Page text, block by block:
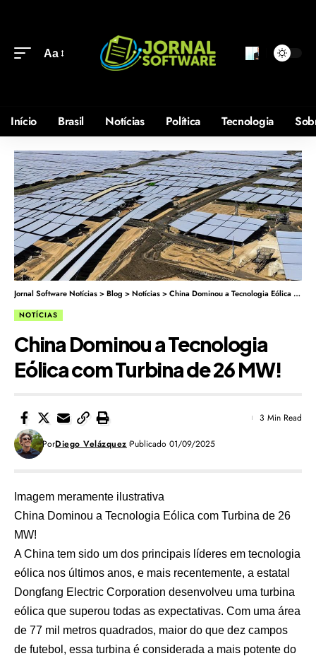
Aa
Início Brasil Notícias Política Tecnologia
Jornal Software Notícias>Blog >Notícias>China Dominou a Tecnologia Eólica com Turbina de 26 MW!
NOTÍCIAS
China Dominou a Tecnologia
Eólica com Turbina de 26 MW!
PorDiego Velázquez Publicado 01/09/2025
3 Min Read
Imagem meramente ilustrativa
China Dominou a Tecnologia Eólica com Turbina de 26
MW!
A China tem sido um dos principais líderes em tecnologia
eólica nos últimos anos, e mais recentemente, a estatal
Dongfang Electric Corporation desenvolveu uma turbina
eólica que superou todas as expectativas. Com uma área
de 77 mil metros quadrados, maior do que dez campos
de futebol, essa turbina é considerada a mais potente do